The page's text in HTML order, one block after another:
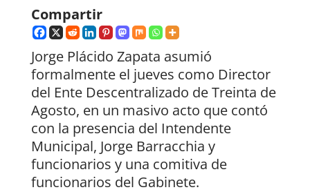
Compartir
Jorge Plácido Zapata asumió
formalmente el jueves como Director
del Ente Descentralizado de Treinta de
Agosto, en un masivo acto que contó
con la presencia del Intendente
Municipal, Jorge Barracchia y
funcionarios y una comitiva de
funcionarios del Gabinete.